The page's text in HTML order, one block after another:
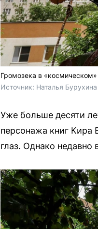
Громозека в
Источник: Наталья
Уже больше десяти
персонажа книг Кира
глаз. Однако недавно